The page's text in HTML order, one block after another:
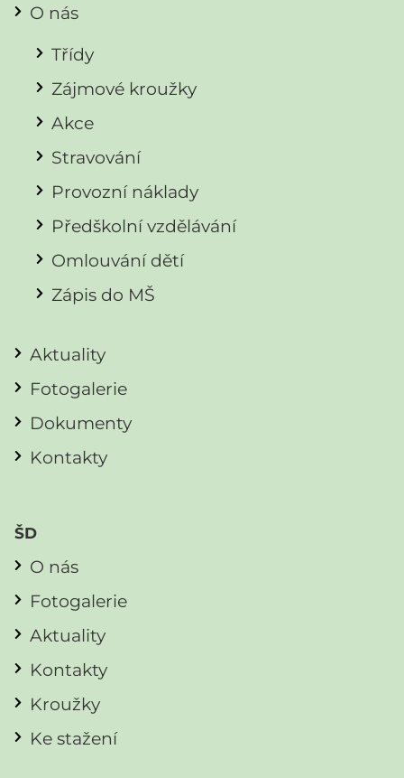
O nás
Třídy
Zájmové kroužky
Akce
Stravování
Provozní náklady
Předškolní vzdělávání
Omlouvání dětí
Zápis do MŠ
Aktuality
Fotogalerie
Dokumenty
Kontakty
ŠD
O nás
Fotogalerie
Aktuality
Kontakty
Kroužky
Ke stažení